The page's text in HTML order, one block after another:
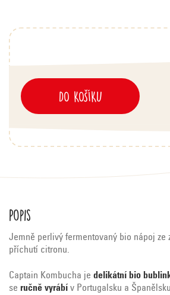
DO KOŠÍKU
Popis
Jemně perlivý fermentovaný bio nápoj ze
příchutí citronu.
Captain Kombucha je delikátní bio
se ručně vyrábí v Portugalsku a